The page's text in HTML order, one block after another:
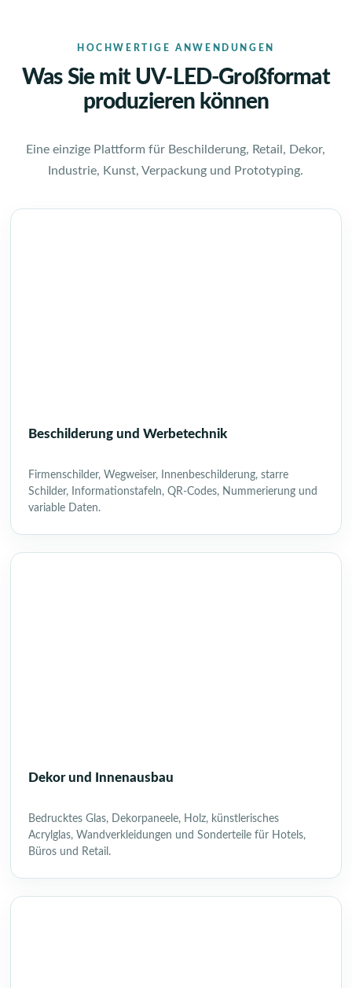
HOCHWERTIGE ANWENDUNGEN
Was Sie mit UV-LED-Großformat
produzieren können
Eine einzige Plattform für Beschilderung, Retail, Dekor,
Industrie, Kunst, Verpackung und Prototyping.
Beschilderung und Werbetechnik
Firmenschilder, Wegweiser, Innenbeschilderung, starre
Schilder, Informationstafeln, QR-Codes, Nummerierung und
variable Daten.
Dekor und Innenausbau
Bedrucktes Glas, Dekorpaneele, Holz, künstlerisches
Acrylglas, Wandverkleidungen und Sonderteile für Hotels,
Büros und Retail.